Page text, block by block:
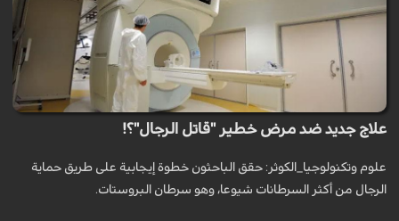
علاج جديد ضد مرض خطير "قاتل الرجال"؟!
علوم وتكنولوجيا_الكوثر: حقق الباحثون خطوة إيجابية على طريق حماية
الرجال من أكثر السرطانات شيوعا، وهو سرطان البروستات.